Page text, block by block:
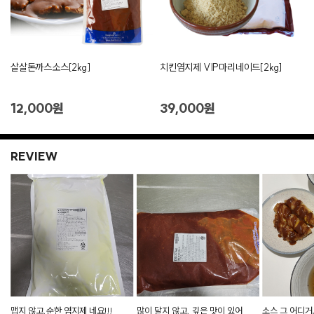
살살돈까스소스[2kg]
12,000원
치킨염지제 VIP마리네이드[2kg]
39,000원
REVIEW
맵지 않고,순한 염지제 네요!!! 많이 달지 않고, 깊은 맛이 있어 소스 그 어디거보다 맛있